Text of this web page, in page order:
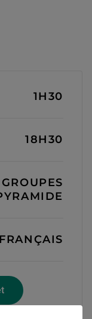
1H30
18H30
FRANÇAIS